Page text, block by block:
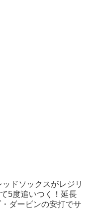
ッドソックスがレジリ
5度追いつく！延長
ダービンの安打でサ